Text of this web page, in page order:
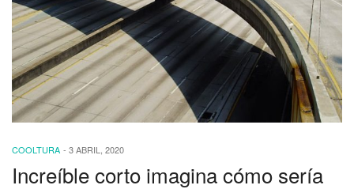
COOLTURA - 3 ABRIL, 2020
Increíble corto imagina cómo sería